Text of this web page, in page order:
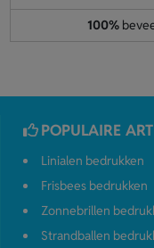
100%
POPULAIRE
Linialen bedrukken
Frisbees bedrukken
Zonnebrillen
Strandballen